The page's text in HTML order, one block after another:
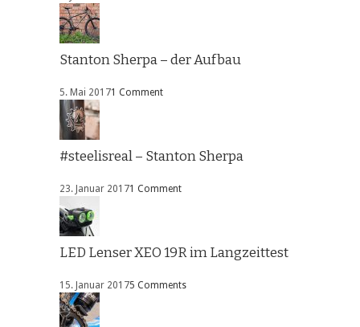
Stanton Sherpa – der Aufbau
5. Mai 20171 Comment
#steelisreal – Stanton Sherpa
23. Januar 20171 Comment
LED Lenser XEO 19R im Langzeittest
15. Januar 20175 Comments